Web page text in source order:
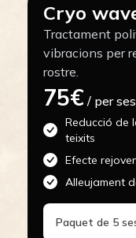
Cryo
Tractament
vibracions per
rostre.
75€ / per
Reducció de
teixits
Efecte
Alleujament
Paquet de 5